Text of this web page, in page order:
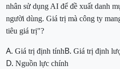
nhân sử dụng AI để đề xuất danh
người dùng. Giá trị mà công ty
tiêu giá trị"?
A. Giá trị định tínhB. Giá trị định
D. Nguồn lực chính